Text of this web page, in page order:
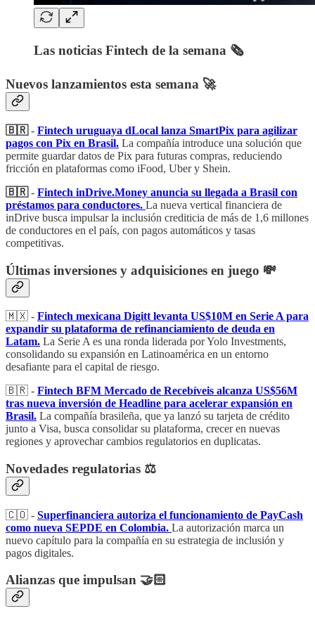
Las noticias Fintech de la semana 🗞️
Nuevos lanzamientos esta semana 🚀
🇧🇷- Fintech uruguaya dLocal lanza SmartPix para agilizar
pagos con Pix en Brasil. La compañía introduce una solución que
permite guardar datos de Pix para futuras compras, reduciendo
fricción en plataformas como iFood, Uber y Shein.
🇧🇷- Fintech inDrive.Money anuncia su llegada a Brasil con
préstamos para conductores. La nueva vertical financiera de
inDrive busca impulsar la inclusión crediticia de más de 1,6 millones
de conductores en el país, con pagos automáticos y tasas
competitivas.
Últimas inversiones y adquisiciones en juego 💸
🇲🇽 - Fintech mexicana Digitt levanta US$10M en Serie A para
expandir su plataforma de refinanciamiento de deuda en
Latam. La Serie A es una ronda liderada por Yolo Investments,
consolidando su expansión en Latinoamérica en un entorno
desafiante para el capital de riesgo.
🇧🇷 - Fintech BFM Mercado de Recebíveis alcanza US$56M
tras nueva inversión de Headline para acelerar expansión en
Brasil. La compañía brasileña, que ya lanzó su tarjeta de crédito
junto a Visa, busca consolidar su plataforma, crecer en nuevas
regiones y aprovechar cambios regulatorios en duplicatas.
Novedades regulatorias ⚖️
🇨🇴 - Superfinanciera autoriza el funcionamiento de PayCash
como nueva SEPDE en Colombia. La autorización marca un
nuevo capítulo para la compañía en su estrategia de inclusión y
pagos digitales.
Alianzas que impulsan 🤝🏻